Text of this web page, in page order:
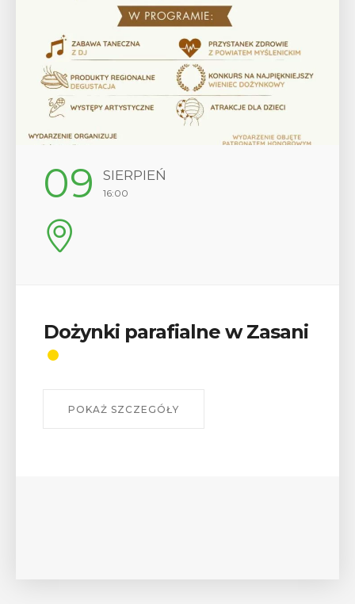
12 SIERPIEŃ
Wykład „Jak zdobyć
W środę 12 sierpnia o godz. 17 w Miejskiej